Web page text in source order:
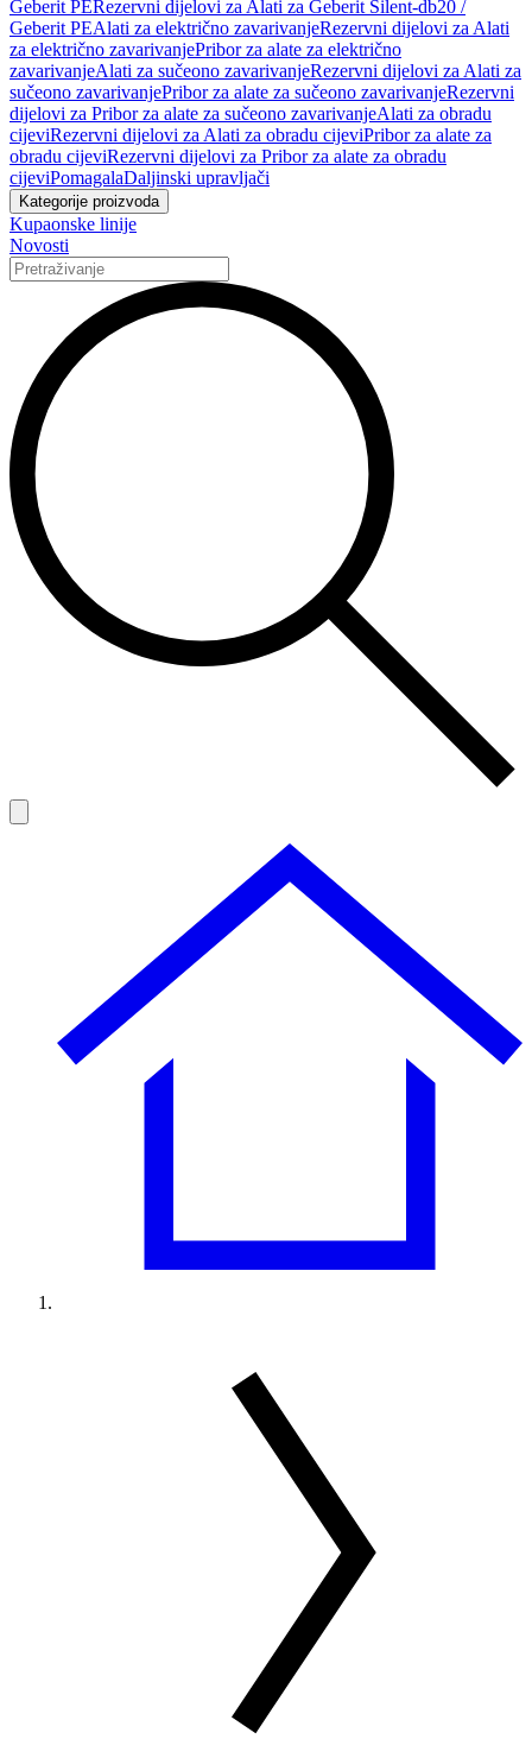
Geberit PERezervni dijelovi za Alati za Geberit Silent-db20 /
Geberit PEAlati za električno zavarivanjeRezervni dijelovi za Alati
za električno zavarivanjePribor za alate za električno
zavarivanjeAlati za sučeono zavarivanjeRezervni dijelovi za Alati za
sučeono zavarivanjePribor za alate za sučeono zavarivanjeRezervni
dijelovi za Pribor za alate za sučeono zavarivanjeAlati za obradu
cijeviRezervni dijelovi za Alati za obradu cijeviPribor za alate za
obradu cijeviRezervni dijelovi za Pribor za alate za obradu
cijeviPomagalaDaljinski upravljači
Kategorije proizvoda
Kupaonske linije
Novosti